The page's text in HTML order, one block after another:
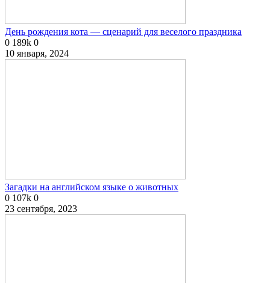
День рождения кота — сценарий для веселого праздника
0 189k 0
10 января, 2024
Загадки на английском языке о животных
0 107k 0
23 сентября, 2023